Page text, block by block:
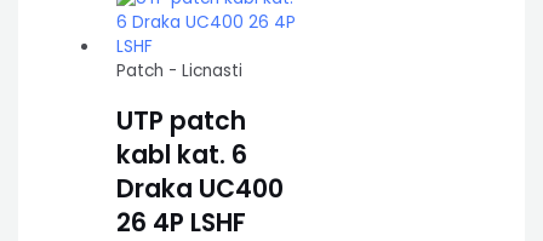
Patch - Licnasti
UTP patch
kabl kat. 6
Draka UC400
26 4P LSHF